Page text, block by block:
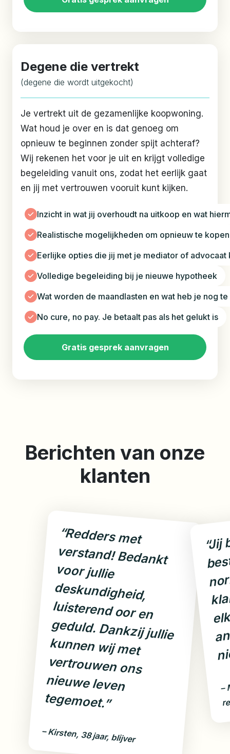
Degene die vertrekt
(degene die wordt uitgekocht)
Je vertrekt uit de gezamenlijke koopwoning.
Wat houd je over en is dat genoeg om
opnieuw te beginnen zonder spijt achteraf?
Wij rekenen het voor je uit en krijgt volledige
begeleiding vanuit ons, zodat het eerlijk gaat
en jij met vertrouwen vooruit kunt kijken.
Inzicht in wat jij overhoudt na uitkoop en wat
Realistische mogelijkheden om opnieuw te kopen
Eerlijke opties die jij met je mediator of
Volledige begeleiding bij je nieuwe hypotheek
Wat worden de maandlasten en wat heb je nog
No cure, no pay. Je betaalt pas als het gelukt is
Gratis gesprek aanvragen
Berichten van onze
klanten
“Redders met
verstand! Bedankt
voor jullie
deskundigheid,
luisterend oor en
geduld. Dankzij jullie
kunnen wij met
vertrouwen ons
nieuwe leven
tegemoet.”
– Kirsten, 38 jaar, blijver
–